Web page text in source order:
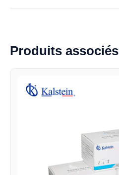
Produits associés